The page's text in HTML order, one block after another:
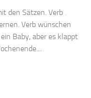
den Sätzen. Verb ‚
Verb wünschen
Baby, aber es klappt